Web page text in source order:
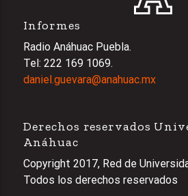
Informes
Radio Anáhuac Puebla.
Tel: 222 169 1069.
daniel.guevara@anahuac.mx
Derechos reservados
Anáhuac
Copyright 2017, Red de
Todos los derechos reservados